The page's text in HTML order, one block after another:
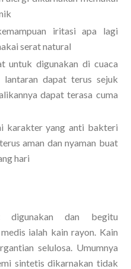
iritasi apa lagi
serat natural
untuk digunakan di cuaca
dapat terus sejuk
dapat terasa cuma
karakter yang anti bakteri
aman dan nyaman buat
hari
dan begitu
ialah kain rayon. Kain
selulosa. Umumnya
sintetis dikarnakan tidak